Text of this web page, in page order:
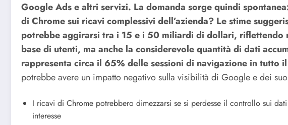
Google Ads e altri servizi. La domanda sorge quindi
di Chrome sui ricavi complessivi dell’azienda? Le stime
potrebbe aggirarsi tra i 15 e i 50 miliardi di dollari, riflettendo
base di utenti, ma anche la considerevole quantità di dati
rappresenta circa il 65% delle sessioni di navigazione in tutto
potrebbe avere un impatto negativo sulla visibilità di Google e dei
I ricavi di Chrome potrebbero dimezzarsi se si perdesse il controllo sui
interesse